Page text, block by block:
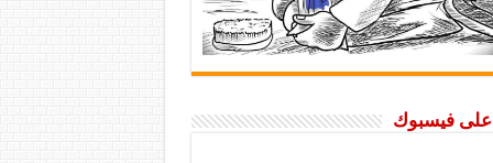
على فيسبوك